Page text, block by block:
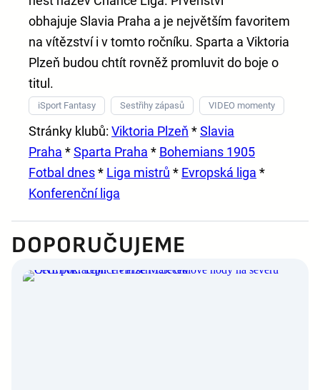
obhajuje Slavia Praha a je největším favoritem
na vítězství i v tomto ročníku. Sparta a Viktoria
Plzeň budou chtít rovněž promluvit do boje o
titul.
iSport Fantasy Sestřihy zápasů VIDEO momenty
Stránky klubů: Viktoria Plzeň *Slavia
Praha *Sparta Praha * Bohemians 1905
Fotbal dnes* Liga mistrů * Evropská liga *
Konferenční liga
DOPORUČUJEME